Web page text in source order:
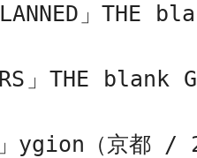
」THE
」 THE blank
」 ygion （京都 /